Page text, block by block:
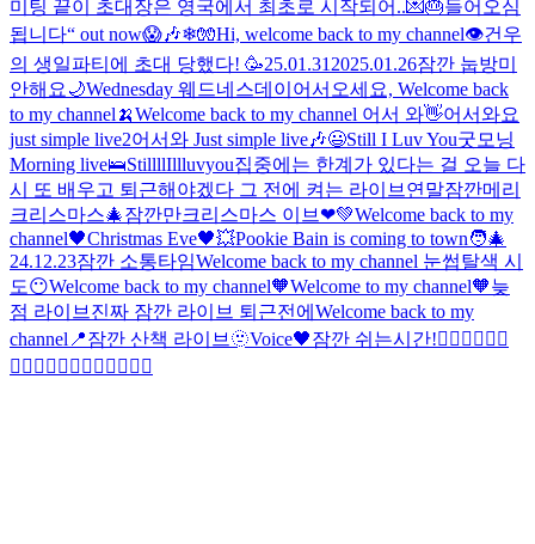
미팅 끝이 초대장은 영국에서 최초로 시작되어..💌🎂들어오심
됩니다“ out now😱🎶❄🧤Hi, welcome back to my channel👁️건우
의 생일파티에 초대 당했다! 🥳25.01.31 2025.01.26잠깐 눕방미
안해요 🌙Wednesday 웨드네스데이 어서오세요, Welcome back
to my channel🍌Welcome back to my channel 어서 와👋어서와요
just simple live2어서와 Just simple live🎶😃Still I Luv You굿모닝
Morning live🛌StillllIllluvyou집중에는 한계가 있다는 걸 오늘 다
시 또 배우고 퇴근해야겠다 그 전에 켜는 라이브 연말잠깐메리
크리스마스🎄잠깐만크리스마스 이브❤💚Welcome back to my
channel🖤Christmas Eve🖤💥Pookie Bain is coming to town🧑‍🎄
24.12.23잠깐 소통타임Welcome back to my channel 눈썹탈색 시
도😶Welcome back to my channel🧡Welcome to my channel🧡늦
점 라이브 진짜 잠깐 라이브 퇴근전에 Welcome back to my
channel📍잠깐 산책 라이브 🫥Voice🖤잠깐 쉬는시간!🧙‍♂️🧙‍♂️🧙‍♂️
🧙‍♂️🧙‍♂️🧙‍♂️🧙‍♂️🧙‍♂️🧙‍♂️